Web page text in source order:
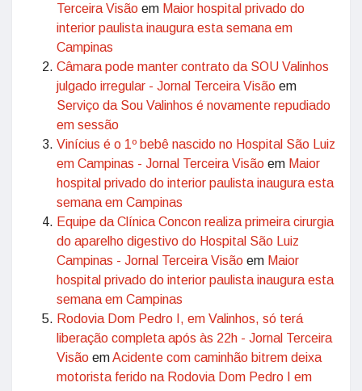
Terceira Visão em Maior hospital privado do
interior paulista inaugura esta semana em
Campinas
Câmara pode manter contrato da SOU Valinhos
julgado irregular - Jornal Terceira Visão em
Serviço da Sou Valinhos é novamente repudiado
em sessão
Vinícius é o 1º bebê nascido no Hospital São Luiz
em Campinas - Jornal Terceira Visão em Maior
hospital privado do interior paulista inaugura esta
semana em Campinas
Equipe da Clínica Concon realiza primeira cirurgia
do aparelho digestivo do Hospital São Luiz
Campinas - Jornal Terceira Visão em Maior
hospital privado do interior paulista inaugura esta
semana em Campinas
Rodovia Dom Pedro I, em Valinhos, só terá
liberação completa após às 22h - Jornal Terceira
Visão emAcidente com caminhão bitrem deixa
motorista ferido na Rodovia Dom Pedro I em